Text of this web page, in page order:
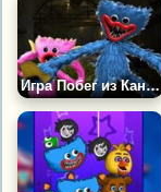
Игра Побег из Канализации Хаги Ваги